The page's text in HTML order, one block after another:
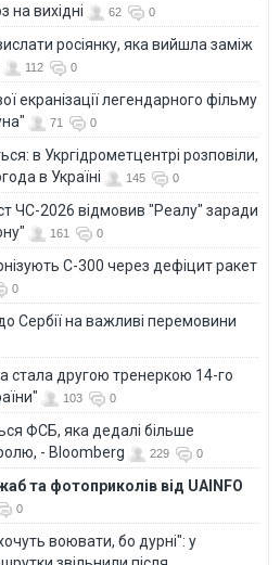
на вихідні 62 0
росіянку, яка вийшла заміж
112 0
екранізації легендарного фільму
71 0
в Укргідрометцентрі розповіли,
в Україні
145 0
ЧС-2026 відмовив "Реалу" заради
161 0
С-300 через дефіцит ракет
0
Сербії на важливі перемовини
стала другою тренеркою 14-го
103 0
ФСБ, яка дедалі більше
- Bloomberg
229 0
та фотоприколів від UAINFO
0
воювати, бо дурні": у